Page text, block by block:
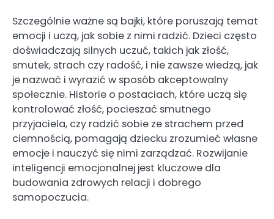
Szczególnie ważne są bajki, które poruszają temat
emocji i uczą, jak sobie z nimi radzić. Dzieci często
doświadczają silnych uczuć, takich jak złość,
smutek, strach czy radość, i nie zawsze wiedzą, jak
je nazwać i wyrazić w sposób akceptowalny
społecznie. Historie o postaciach, które uczą się
kontrolować złość, pocieszać smutnego
przyjaciela, czy radzić sobie ze strachem przed
ciemnością, pomagają dziecku zrozumieć własne
emocje i nauczyć się nimi zarządzać. Rozwijanie
inteligencji emocjonalnej jest kluczowe dla
budowania zdrowych relacji i dobrego
samopoczucia.